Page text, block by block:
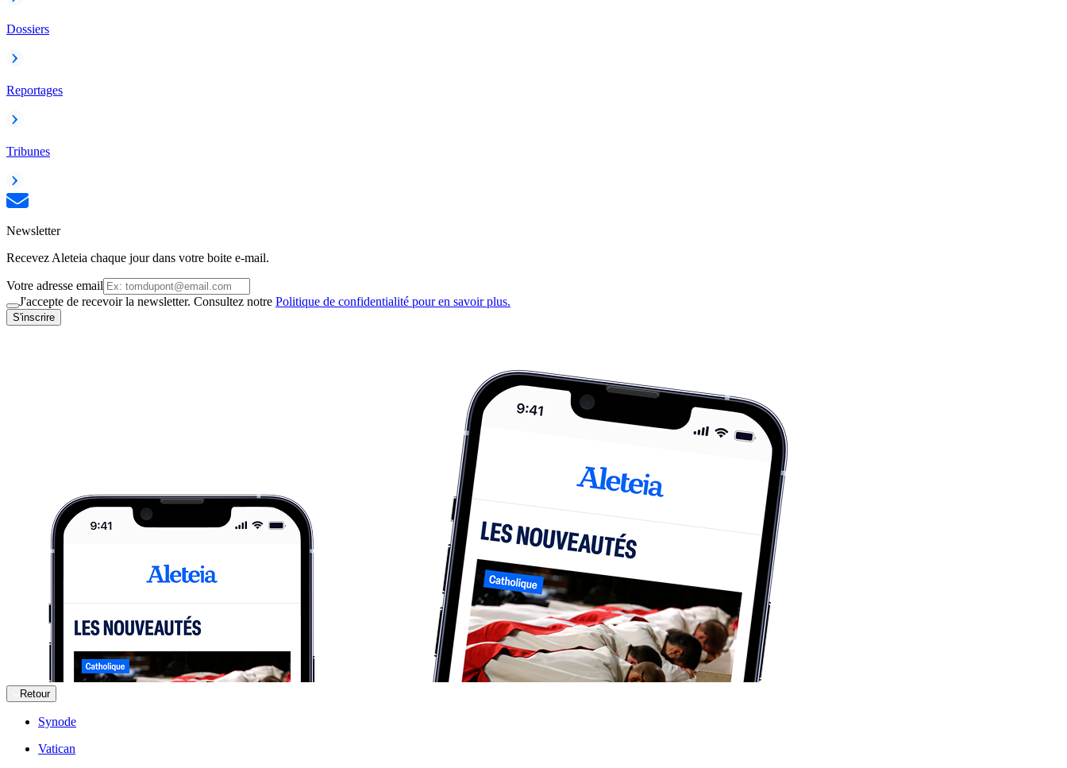
Dossiers
Reportages
Tribunes
Newsletter
Recevez Aleteia chaque jour dans votre boite e-mail.
Votre adresse email
J'accepte de recevoir la newsletter. Consultez notre Politique de confidentialité pour en savoir plus.
S'inscrire
Retour
Synode
Vatican